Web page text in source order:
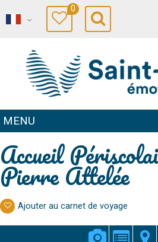
0
MENU
Accueil
Pierre Attelée
Ajouter au carnet de voyage